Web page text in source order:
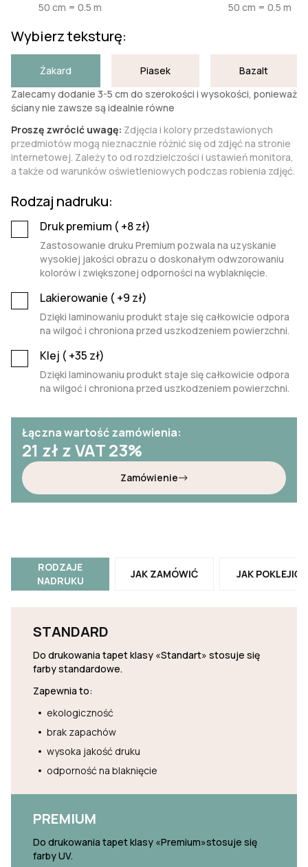
50 cm = 0.5 m
50 cm = 0.5 m
Wybierz teksturę:
Żakard Piasek
Bazalt
Zalecamy dodanie 3-5 cm do szerokości i wysokości, ponieważ
ściany nie zawsze są idealnie równe
Proszę zwrócić uwagę: Zdjęcia i kolory przedstawionych
przedmiotów mogą nieznacznie różnić się od zdjęć na stronie
internetowej. Zależy to od rozdzielczości i ustawień monitora,
a także od warunków oświetleniowych podczas robienia zdjęć.
Rodzaj nadruku:
Druk premium ( +8zł)
Zastosowanie druku Premium pozwala na uzyskanie
wysokiej jakości obrazu o doskonałym odwzorowaniu
kolorów i zwiększonej odporności na wyblaknięcie.
Lakierowanie ( +9 zł)
Dzięki laminowaniu produkt staje się całkowicie odpora
na wilgoć i chroniona przed uszkodzeniem powierzchni.
Klej ( +35 zł)
Dzięki laminowaniu produkt staje się całkowicie odpora
na wilgoć i chroniona przed uszkodzeniem powierzchni.
Łączna wartość zamówienia:
21 zł z VAT 23%
Zamówienie
RODZAJE
NADRUKU
JAK ZAMÓWIĆ JAK POKLEJIĆ
STANDARD
Do drukowania tapet klasy «Standart» stosuje się
farby standardowe.
Zapewnia to:
ekologiczność
brak zapachów
wysoka jakość druku
odporność na blaknięcie
PREMIUM
Do drukowania tapet klasy «Premium»stosuje się
farby UV.